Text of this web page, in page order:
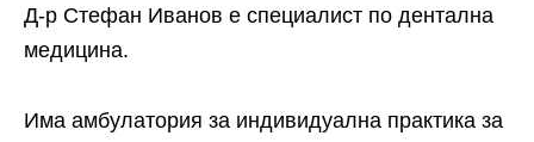
Д-р Стефан Иванов е специалист по дентална
медицина.
Има амбулатория за индивидуална практика за